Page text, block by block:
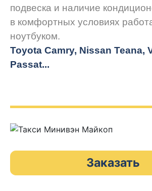
подвеска и наличие
в комфортных условиях
ноутбуком.
Toyota Camry, Nissan Teana,
Passat...
Заказать